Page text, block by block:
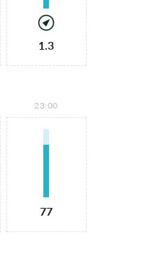
1.3
23:00
77